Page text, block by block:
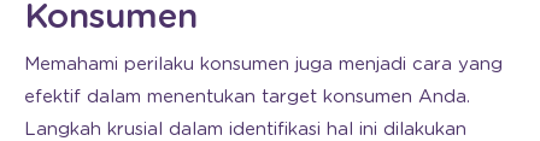
Konsumen
Memahami perilaku konsumen juga menjadi cara yang
efektif dalam menentukan target konsumen Anda.
Langkah krusial dalam identifikasi hal ini dilakukan